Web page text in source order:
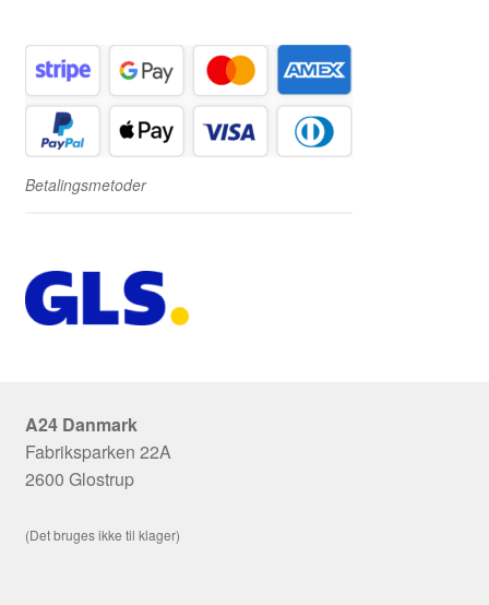
Betalingsmetoder
A24 Danmark
Fabriksparken 22A
2600 Glostrup
(Det bruges ikke til klager)